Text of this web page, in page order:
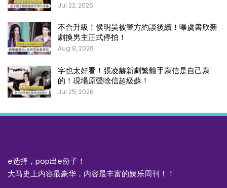
Jul 22, 2026
不合升級！侯明昊被警方約談後續！曝虞書欣新
劇換男主正式停拍！
Aug 8, 2026
字也太好看！張凌赫新劇繁體手寫信是自己寫
的！現場原聲唸信超級蘇！
Jul 25, 2026
e选择，pop出e份子！
大马史上内容最豪华，内容最丰富的娱乐周刊！！